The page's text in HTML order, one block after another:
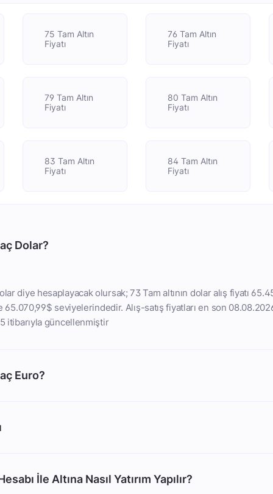
75 Tam Altın
Fiyatı
76 Tam Altın
Fiyatı
79 Tam Altın
Fiyatı
80 Tam Altın
Fiyatı
83 Tam Altın
Fiyatı
84 Tam Altın
Fiyatı
Dolar?
diye hesaplayacak olursak; 73 Tam altının dolar alış fiyatı
65.070,99$ seviyelerindedir. Alış-satış fiyatları en son
itibarıyla güncellenmiştir
Euro?
İle Altına Nasıl Yatırım Yapılır?